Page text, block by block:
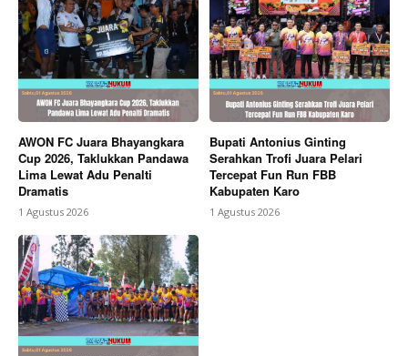
AWON FC Juara Bhayangkara
Cup 2026, Taklukkan Pandawa
Lima Lewat Adu Penalti
Dramatis
1 Agustus 2026
Bupati Antonius Ginting
Serahkan Trofi Juara Pelari
Tercepat Fun Run FBB
Kabupaten Karo
1 Agustus 2026